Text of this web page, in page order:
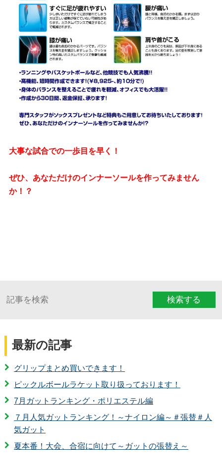
大事な試合での一歩目を早く！
ぜひ、あなただけのインナーソールを作ってみません
か！？
検索する
最新の記事
グリップまとめ買いできます！
ピックルボールラケット取り扱っております！
7月ガットランキング・ポリエステル編
７月人気ガットランキング！～ナイロン編～＃張替＃人
気ガット
夏本番！大会、合宿に向けて～ガットの張替え～